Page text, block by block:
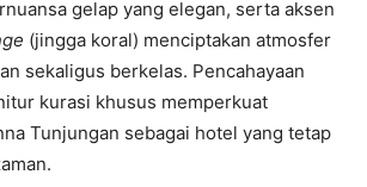
gelap yang elegan, serta aksen
(jingga koral) menciptakan atmosfer
sekaligus berkelas. Pencahayaan
kurasi khusus memperkuat
Tunjungan sebagai hotel yang tetap